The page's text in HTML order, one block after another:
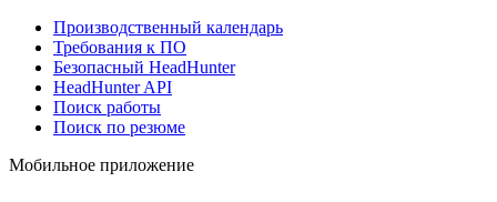
Производственный календарь
Требования к ПО
Безопасный HeadHunter
HeadHunter API
Поиск работы
Поиск по резюме
Мобильное приложение